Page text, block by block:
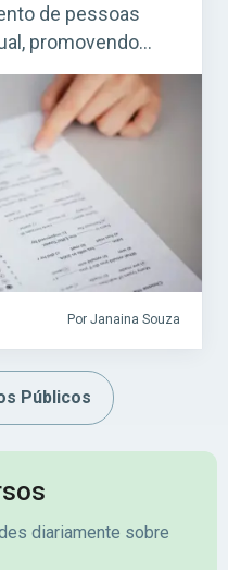
de pessoas
promovendo
de vida. O
públicos das
social e
em prefeituras e
agora o Curso
Por Janaina Souza
Públicos
diariamente sobre